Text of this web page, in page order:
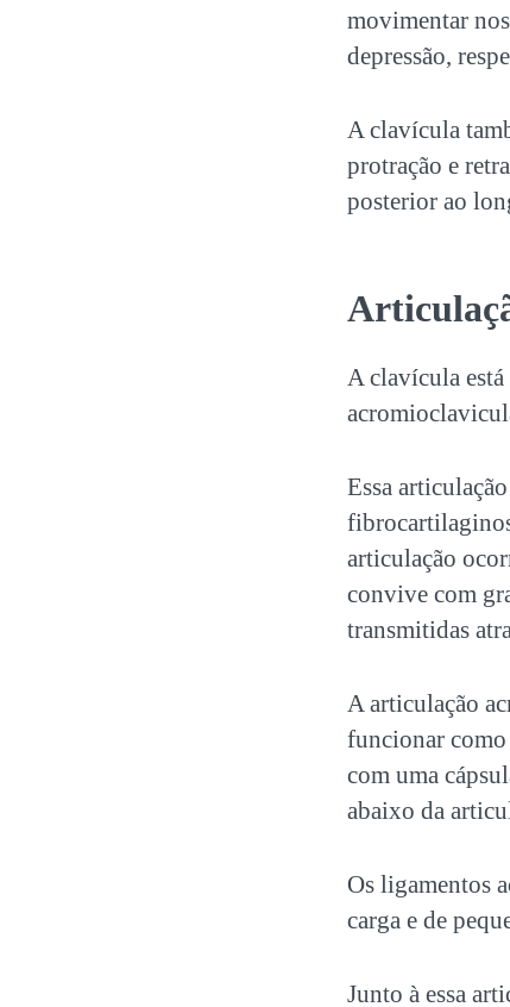
movimentar
depressão,
A clavícula
protração e
posterior ao
A clavícula está
Essa
articulação
convive com
transmitidas
A articulação
funcionar como
com uma
abaixo da
Os ligamentos
carga e de
Junto à essa